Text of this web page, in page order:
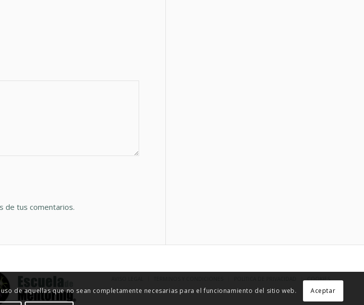
de tus comentarios.
COOKIES
de aquellas que no sean completamente necesarias para el funcionamiento del sitio web. Aceptar